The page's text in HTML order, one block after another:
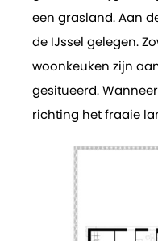
een grasland. Aan
de IJssel gelegen.
woonkeuken zijn
gesitueerd.
richting het fraaie